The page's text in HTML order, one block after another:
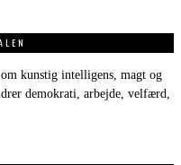
kunstig intelligens, magt og
demokrati, arbejde, velfærd,